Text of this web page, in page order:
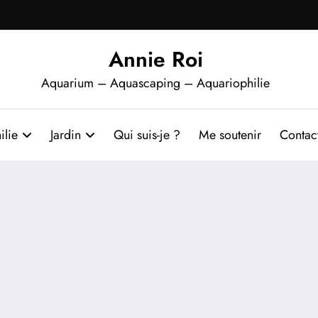
Annie Roi
Aquarium – Aquascaping – Aquariophilie
Jardin Qui suis-je ? Me soutenir